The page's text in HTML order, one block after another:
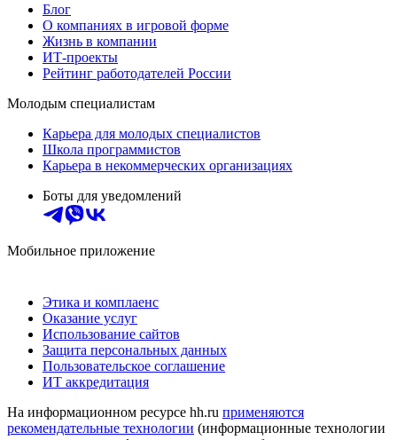
Блог
О компаниях в игровой форме
Жизнь в компании
ИТ-проекты
Рейтинг работодателей России
Молодым специалистам
Карьера для молодых специалистов
Школа программистов
Карьера в некоммерческих организациях
Боты для уведомлений
Мобильное приложение
Этика и комплаенс
Оказание услуг
Использование сайтов
Защита персональных данных
Пользовательское соглашение
ИТ аккредитация
На информационном ресурсе hh.ru применяются
рекомендательные технологии (информационные технологии